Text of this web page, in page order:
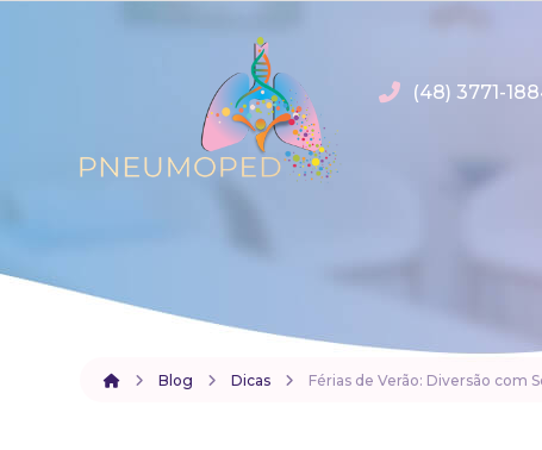
(48) 3771-
Blog Dicas Férias de Verão: Diversão com